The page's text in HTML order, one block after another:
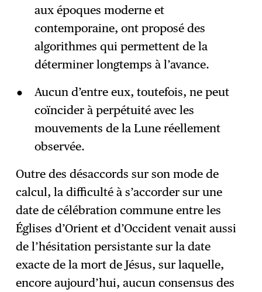
aux époques moderne et
contemporaine, ont proposé des
algorithmes qui permettent de la
déterminer longtemps à l’avance.
Aucun d’entre eux, toutefois, ne peut
coïncider à perpétuité avec les
mouvements de la Lune réellement
observée.
Outre des désaccords sur son mode de
calcul, la difficulté à s’accorder sur une
date de célébration commune entre les
Églises d’Orient et d’Occident venait aussi
de l’hésitation persistante sur la date
exacte de la mort de Jésus, sur laquelle,
encore aujourd’hui, aucun consensus des